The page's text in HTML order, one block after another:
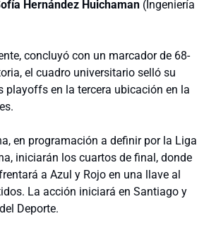
Hernández Huichaman (Ingeniería
concluyó con un marcador de 68-
el cuadro universitario selló su
playoffs en la tercera ubicación en la
en programación a definir por la Liga
iniciarán los cuartos de final, donde
a Azul y Rojo en una llave al
La acción iniciará en Santiago y
Deporte.